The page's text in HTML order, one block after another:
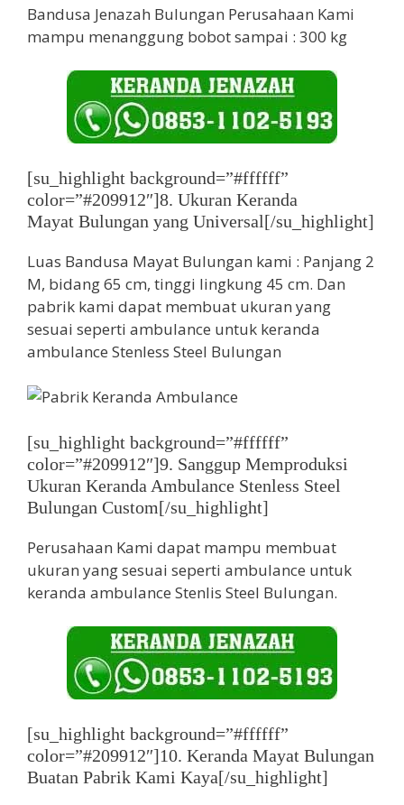
Bandusa Jenazah Bulungan Perusahaan Kami
mampu menanggung bobot sampai : 300 kg
[su_highlight background=”#ffffff”
color=”#209912″]8. Ukuran Keranda
Mayat Bulungan yang Universal[/su_highlight]
Luas Bandusa Mayat Bulungan kami : Panjang 2
M, bidang 65 cm, tinggi lingkung 45 cm. Dan
pabrik kami dapat membuat ukuran yang
sesuai seperti ambulance untuk keranda
ambulance Stenless Steel Bulungan
[su_highlight background=”#ffffff”
color=”#209912″]9. Sanggup Memproduksi
Ukuran Keranda Ambulance Stenless Steel
Bulungan Custom[/su_highlight]
Perusahaan Kami dapat mampu membuat
ukuran yang sesuai seperti ambulance untuk
keranda ambulance Stenlis Steel Bulungan.
[su_highlight background=”#ffffff”
color=”#209912″]10. Keranda Mayat Bulungan
Buatan Pabrik Kami Kaya[/su_highlight]